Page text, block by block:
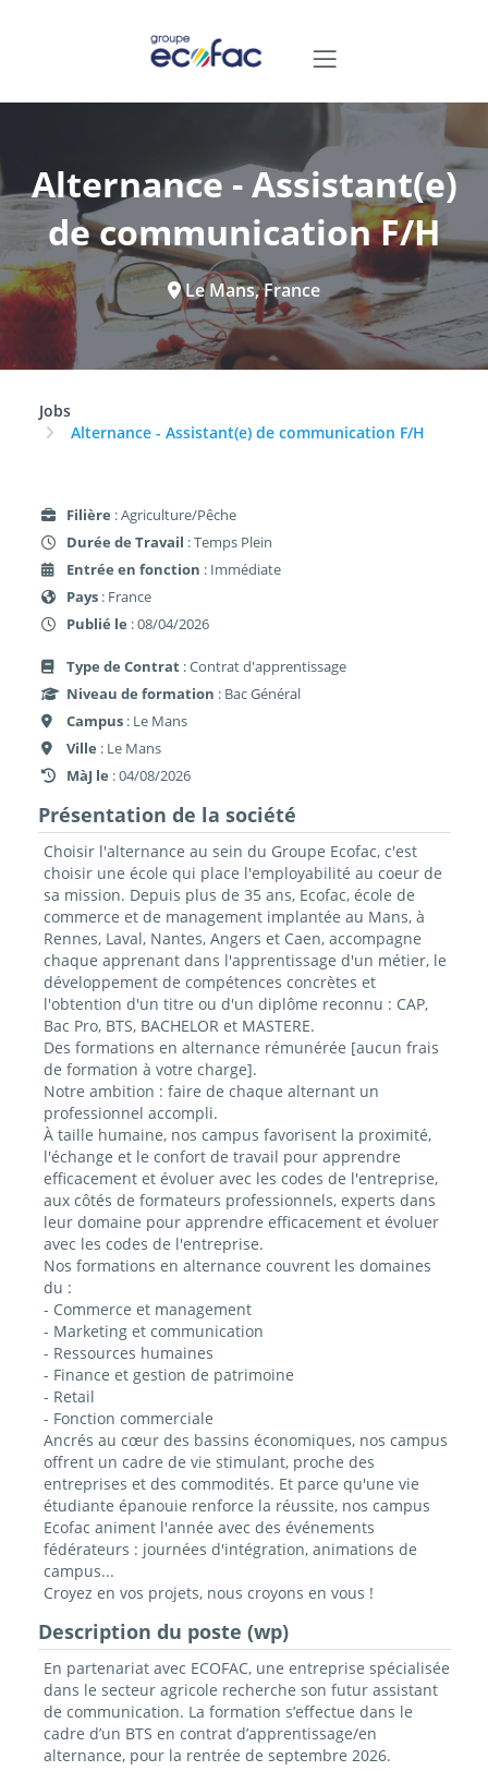
Alternance - Assistant(e)
de communication F/H
Le Mans, France
Jobs
Alternance - Assistant(e) de communication F/H
Filière : Agriculture/Pêche
Durée de Travail : Temps Plein
Entrée en fonction : Immédiate
Pays : France
Publié le : 08/04/2026
Type de Contrat : Contrat d'apprentissage
Niveau de formation : Bac Général
Campus : Le Mans
Ville : Le Mans
MàJ le : 04/08/2026
Présentation de la société
Choisir l'alternance au sein du Groupe Ecofac, c'est
choisir une école qui place l'employabilité au coeur de
sa mission. Depuis plus de 35 ans, Ecofac, école de
commerce et de management implantée au Mans, à
Rennes, Laval, Nantes, Angers et Caen, accompagne
chaque apprenant dans l'apprentissage d'un métier, le
développement de compétences concrètes et
l'obtention d'un titre ou d'un diplôme reconnu : CAP,
Bac Pro, BTS, BACHELOR et MASTERE.
Des formations en alternance rémunérée [aucun frais
de formation à votre charge].
Notre ambition : faire de chaque alternant un
professionnel accompli.
À taille humaine, nos campus favorisent la proximité,
l'échange et le confort de travail pour apprendre
efficacement et évoluer avec les codes de l'entreprise,
aux côtés de formateurs professionnels, experts dans
leur domaine pour apprendre efficacement et évoluer
avec les codes de l'entreprise.
Nos formations en alternance couvrent les domaines
du :
- Commerce et management
- Marketing et communication
- Ressources humaines
- Finance et gestion de patrimoine
- Retail
- Fonction commerciale
Ancrés au cœur des bassins économiques, nos campus
offrent un cadre de vie stimulant, proche des
entreprises et des commodités. Et parce qu'une vie
étudiante épanouie renforce la réussite, nos campus
Ecofac animent l'année avec des événements
fédérateurs : journées d'intégration, animations de
campus...
Croyez en vos projets, nous croyons en vous !
Description du poste (wp)
En partenariat avec ECOFAC, une entreprise spécialisée
dans le secteur agricole recherche son futur assistant
de communication. La formation s’effectue dans le
cadre d’un BTS en contrat d’apprentissage/en
alternance, pour la rentrée de septembre 2026.